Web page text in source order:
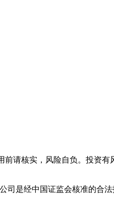
前请核实，风险自负。投资
司是经中国证监会核准的合法